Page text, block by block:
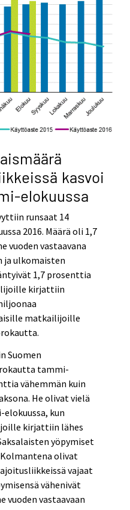
kasvoi
elokuussa
runsaat 14
2016. Määrä oli 1,7
vuoden vastaavana
ja ulkomaisten
1,7 prosenttia
kirjattiin
matkailijoille
Suomen
tammi-
vähemmän kuin
He olivat vielä
kun
joille kirjattiin lähes
yöpymiset
olivat
vajaat
vähenivät
vuoden vastaavaan